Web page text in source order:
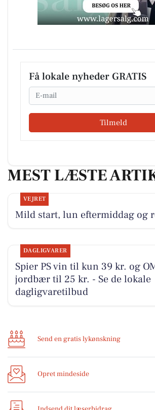
Få lokale nyheder GRATIS
Email
Tilmeld
MEST LÆSTE
VEJRET
Mild start, lun eftermiddag og
DAGLIGVARER
Spier PS vin til kun 39 kr. og
jordbær til 25 kr. - Se de lokale
dagligvaretilbud
Send en gratis lykønskning
Opret mindeside